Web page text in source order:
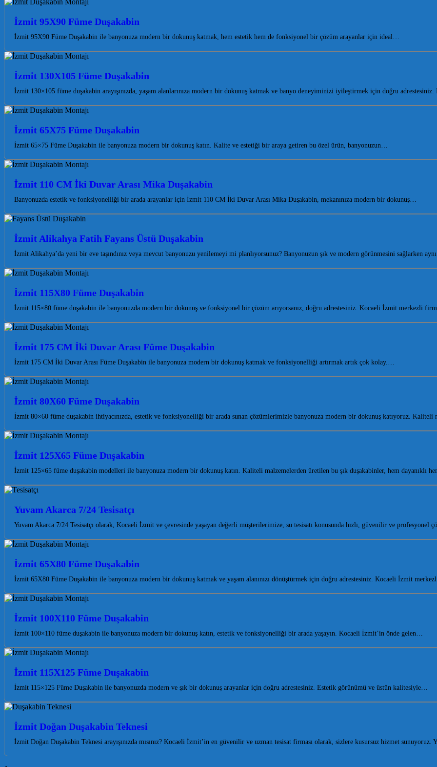
İzmit 95X90 Füme Duşakabin
İzmit 95X90 Füme Duşakabin ile banyonuza modern bir dokunuş katmak, hem estetik hem de fonksiyonel bir çözüm arayanlar için ideal…
İzmit 130X105 Füme Duşakabin
İzmit 130×105 füme duşakabin arayışınızda, yaşam alanlarınıza modern bir dokunuş katmak ve banyo deneyiminizi iyileştirmek için doğru
İzmit 65X75 Füme Duşakabin
İzmit 65×75 Füme Duşakabin ile banyonuza modern bir dokunuş katın. Kalite ve estetiği bir araya getiren bu özel ürün, banyonuzun…
İzmit 110 CM İki Duvar Arası Mika Duşakabin
Banyonuzda estetik ve fonksiyonelliği bir arada arayanlar için İzmit 110 CM İki Duvar Arası Mika Duşakabin, mekanınıza modern bir dokunuş…
İzmit Alikahya Fatih Fayans Üstü Duşakabin
İzmit Alikahya’da yeni bir eve taşındınız veya mevcut banyonuzu yenilemeyi mi planlıyorsunuz? Banyonuzun şık ve modern görünmesini sağlarken
İzmit 115X80 Füme Duşakabin
İzmit 115×80 füme duşakabin ile banyonuzda modern bir dokunuş ve fonksiyonel bir çözüm arıyorsanız, doğru adrestesiniz. Kocaeli İzmit merkezli
İzmit 175 CM İki Duvar Arası Füme Duşakabin
İzmit 175 CM İki Duvar Arası Füme Duşakabin ile banyonuza modern bir dokunuş katmak ve fonksiyonelliği artırmak artık çok kolay.…
İzmit 80X60 Füme Duşakabin
İzmit 80×60 füme duşakabin ihtiyacınızda, estetik ve fonksiyonelliği bir arada sunan çözümlerimizle banyonuza modern bir dokunuş katıyoruz.
İzmit 125X65 Füme Duşakabin
İzmit 125×65 füme duşakabin modelleri ile banyonuza modern bir dokunuş katın. Kaliteli malzemelerden üretilen bu şık duşakabinler, hem dayanıklı
Yuvam Akarca 7/24 Tesisatçı
Yuvam Akarca 7/24 Tesisatçı olarak, Kocaeli İzmit ve çevresinde yaşayan değerli müşterilerimize, su tesisatı konusunda hızlı, güvenilir ve profesyonel
İzmit 65X80 Füme Duşakabin
İzmit 65X80 Füme Duşakabin ile banyonuza modern bir dokunuş katmak ve yaşam alanınızı dönüştürmek için doğru adrestesiniz. Kocaeli İzmit
İzmit 100X110 Füme Duşakabin
İzmit 100×110 füme duşakabin ile banyonuza modern bir dokunuş katın, estetik ve fonksiyonelliği bir arada yaşayın. Kocaeli İzmit’in önde gelen…
İzmit 115X125 Füme Duşakabin
İzmit 115×125 Füme Duşakabin ile banyonuzda modern ve şık bir dokunuş arayanlar için doğru adrestesiniz. Estetik görünümü ve üstün kalitesiyle…
İzmit Doğan Duşakabin Teknesi
İzmit Doğan Duşakabin Teknesi arayışınızda mısınız? Kocaeli İzmit’in en güvenilir ve uzman tesisat firması olarak, sizlere kusursuz hizmet sunuyoruz.